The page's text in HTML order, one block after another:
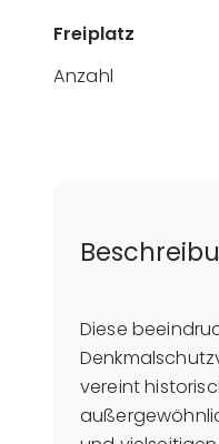
Freiplatz
Anzahl
Diese
vereint